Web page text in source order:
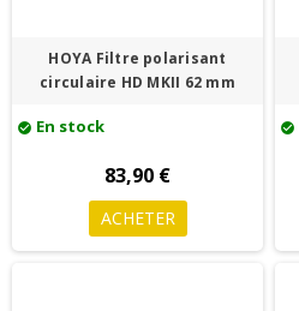
HOYA Filtre polarisant
circulaire HD MKII 62 mm
check_circle En stock
83,90 €
ACHETER
check_circle